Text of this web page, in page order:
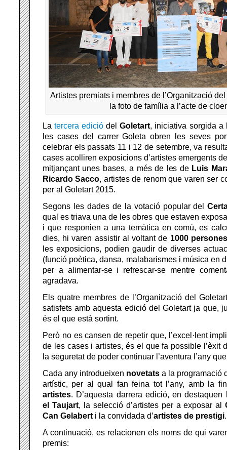
Artistes premiats i membres de l’Organització
la foto de família a l’acte de
Latercera edició delGoletart, iniciativa sorgida a
les cases del carrer Goleta obren les seves
celebrar els passats 11 i 12 de setembre, va
cases acolliren exposicions d’artistes emergents
mitjançant unes bases, a més de les de Luis
Ricardo Sacco, artistes de renom que varen ser
per al Goletart 2015.
Segons les dades de la votació popular del
qual es triava una de les obres que estaven
i que responien a una temàtica en comú, es
dies, hi varen assistir al voltant de 1000 persones
les exposicions, podien gaudir de diverses
(funció poètica, dansa, malabarismes i música en
per a alimentar-se i refrescar-se mentre
agradava.
Els quatre membres de l’Organització del
satisfets amb aquesta edició del Goletart ja que,
és el que està sortint.
Però no es cansen de repetir que, l’excel·lent
de les cases i artistes, és el que fa possible l’èxit
la seguretat de poder continuar l’aventura l’any
Cada any introdueixen novetats a la programació
artístic, per al qual fan feina tot l’any, amb la
artistes. D’aquesta darrera edició, en destaquen
el Taujart, la selecció d’artistes per a exposar al
Can Gelabert i la convidada d’artistes de prestigi.
A continuació, es relacionen els noms de qui
premis: